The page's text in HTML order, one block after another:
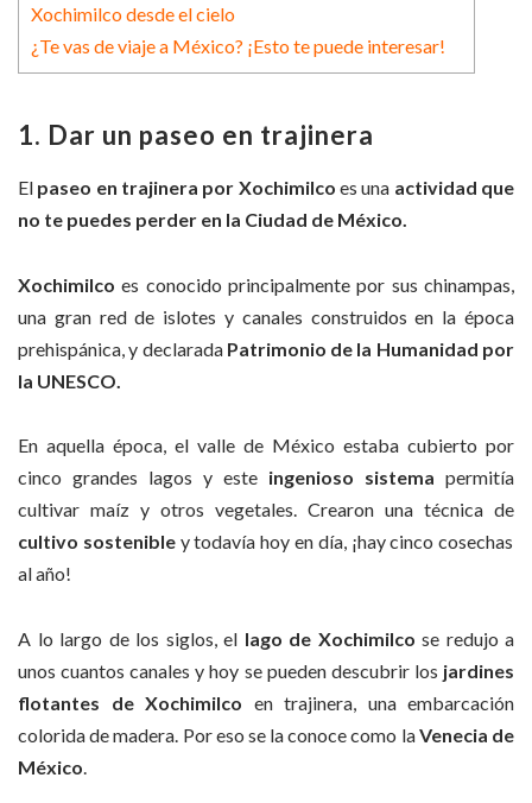
Xochimilco desde el cielo
¿Te vas de viaje a México? ¡Esto te puede interesar!
1. Dar un paseo en trajinera
El paseo en trajinera por Xochimilco es una actividad que
no te puedes perder en la Ciudad de México.
Xochimilco es conocido principalmente por sus chinampas,
una gran red de islotes y canales construidos en la época
prehispánica, y declarada Patrimonio de la Humanidad por
la UNESCO.
En aquella época, el valle de México estaba cubierto por
cinco grandes lagos y este ingenioso sistema permitía
cultivar maíz y otros vegetales. Crearon una técnica de
cultivo sostenibley todavía hoy en día, ¡hay cinco cosechas
al año!
A lo largo de los siglos, el lago de Xochimilco se redujo a
unos cuantos canales y hoy se pueden descubrir los jardines
flotantes de Xochimilco en trajinera, una embarcación
colorida de madera. Por eso se la conoce como laVenecia de
México